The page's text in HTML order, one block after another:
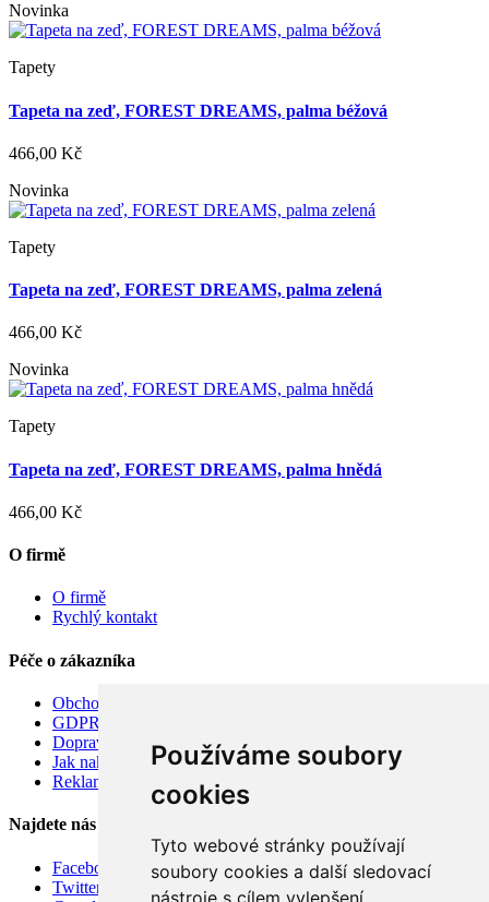
Používáme soubory
cookies
Tyto webové stránky používají
soubory cookies a další sledovací
nástroje s cílem vylepšení
Novinka
Tapety
Tapeta na zeď, FOREST DREAMS, palma béžová
466,00 Kč
Novinka
Tapety
Tapeta na zeď, FOREST DREAMS, palma zelená
466,00 Kč
Novinka
Tapety
Tapeta na zeď, FOREST DREAMS, palma hnědá
466,00 Kč
O firmě
O firmě
Rychlý kontakt
Péče o zákazníka
Obchodní podmínky
GDPR
Doprava
Jak nakupovat
Reklamace
Najdete nás
Facebook
Twitter